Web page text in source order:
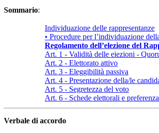
Sommario:
Individuazione delle rappresentanze
• Procedure per l’individuazione
Regolamento dell’elezione del
Art. 1 - Validità delle eiezioni -
Art. 2 - Elettorato attivo
Art. 3 - Eleggibilità passiva
Art. 4 - Presentazione della/le
Art. 5 - Segretezza del voto
Art. 6 - Schede elettorali e preferenza
Verbale di accordo